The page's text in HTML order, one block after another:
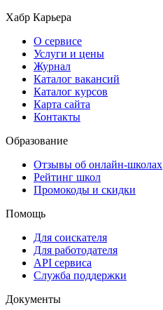
Хабр Карьера
О сервисе
Услуги и цены
Журнал
Каталог вакансий
Каталог курсов
Карта сайта
Контакты
Образование
Отзывы об онлайн-школах
Рейтинг школ
Промокоды и скидки
Помощь
Для соискателя
Для работодателя
API сервиса
Служба поддержки
Документы